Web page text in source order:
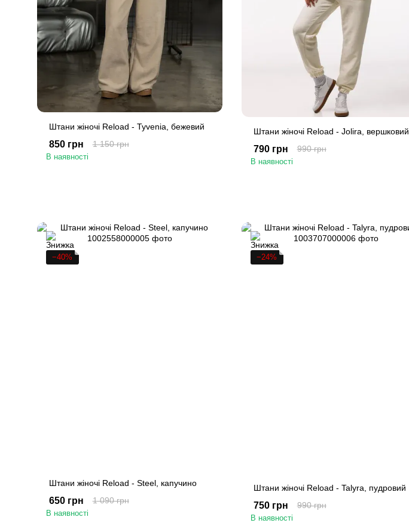
Штани жіночі Reload - Tyvenia, бежевий
1 150 грн
850 грн
В наявності
Штани жіночі Reload - Jolira, вершковий
990 грн
790 грн
В наявності
−40%
Штани жіночі Reload - Steel, капучино
1 090 грн
650 грн
В наявності
−24%
Штани жіночі Reload - Talyra, пудровий
990 грн
750 грн
В наявності